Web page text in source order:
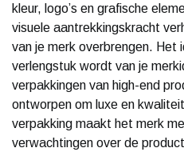
kleur, logo’s en grafische
visuele aantrekkingskracht
van je merk overbrengen. Het
verlengstuk wordt van je
verpakkingen van high-end
ontworpen om luxe en
verpakking maakt het merk
verwachtingen over de